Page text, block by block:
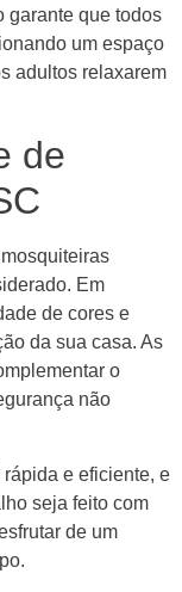
garante que todos
um espaço
adultos relaxarem
de
Em
de cores e
da sua casa. As
o
não
e eficiente, e
seja feito com
de um